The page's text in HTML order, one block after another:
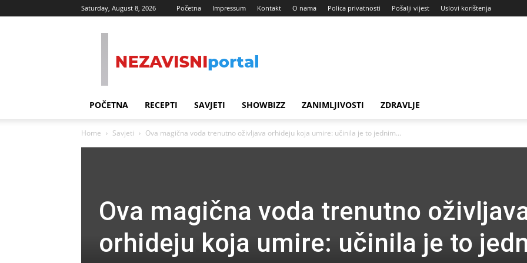
Saturday, August 8, 2026 Početna Impressum Kontakt O nama Polica privatnosti Pošalji vijest Uslovi korištenja
POČETNA RECEPTI SAVJETI SHOWBIZZ ZANIMLJIVOSTI ZDRAVLJE
Home Savjeti Ova magična voda trenutno oživljava orhideju koja umire: učinila je to jednim...
Ova magična voda trenutno
orhideju koja umire: učinila je to